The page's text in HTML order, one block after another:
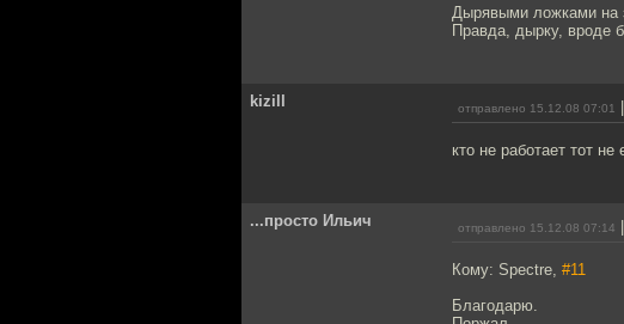
Дырявыми ложками на
Правда, дырку, вроде
kizill отправлено 15.12.08 07:01
кто не работает тот не
...просто Ильич отправлено 15.12.08 07:14
Кому: Spectre, #11
Благодарю.